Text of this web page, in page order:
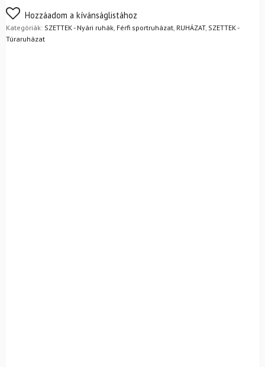
2/1
rövidnadrág
M
Cinder
FoxPost
Nem biztos a választásában? Semmi gond – a terméket
egyszerűen visszaküldheti 14 napon belül, indoklás nélkül.
Mik a visszaküldés feltételei?
Hozzáadom a kívánságlistához
Kategóriák: SZETTEK - Nyári ruhák, Férfi sportruházat, RUHÁZAT, SZETTEK -
Túraruházat